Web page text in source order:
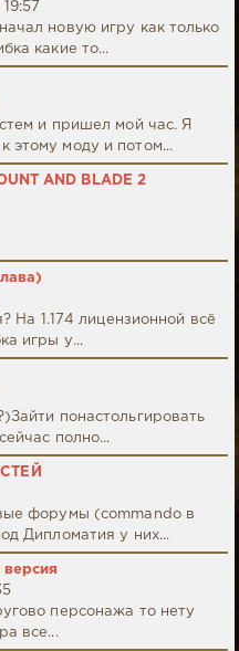
новую игру как только
какие то...
и пришел мой час. Я
этому моду и потом...
AND BLADE 2
На 1.174 лицензионной всё
игры у...
понастольгировать
полно...
форумы (commando в
Дипломатия у них...
персонажа то нету
все...